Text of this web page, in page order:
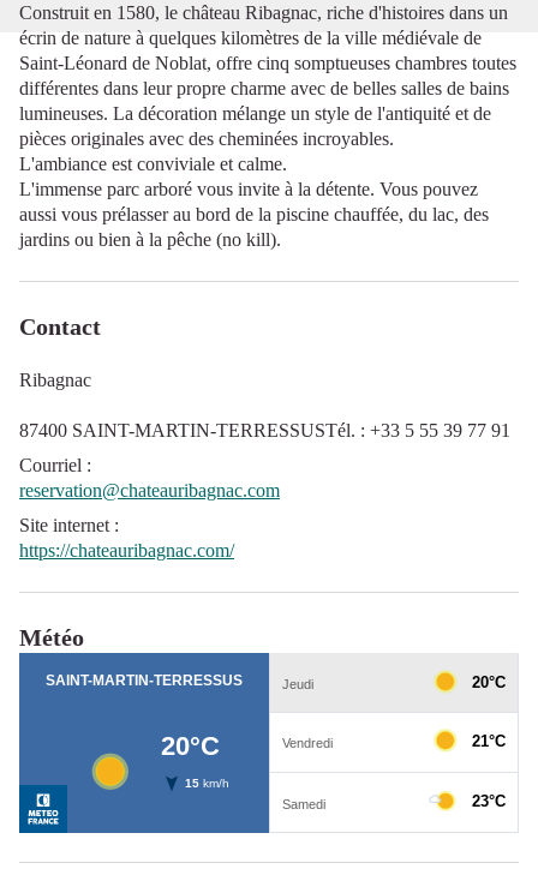
Construit en 1580, le château Ribagnac, riche d'histoires dans un
écrin de nature à quelques kilomètres de la ville médiévale de
Saint-Léonard de Noblat, offre cinq somptueuses chambres toutes
différentes dans leur propre charme avec de belles salles de bains
lumineuses. La décoration mélange un style de l'antiquité et de
pièces originales avec des cheminées incroyables.
L'ambiance est conviviale et calme.
L'immense parc arboré vous invite à la détente. Vous pouvez
aussi vous prélasser au bord de la piscine chauffée, du lac, des
jardins ou bien à la pêche (no kill).
Contact
Ribagnac
87400 SAINT-MARTIN-TERRESSUSTél. : +33 5 55 39 77 91
Courriel :
reservation@chateauribagnac.com
Site internet :
https://chateauribagnac.com/
Météo